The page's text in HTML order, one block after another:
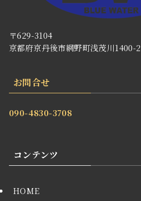
〒629-3104
京都府京丹後市網野町浅茂川1400-2
お問合せ
090-4830-3708
コンテンツ
HOME